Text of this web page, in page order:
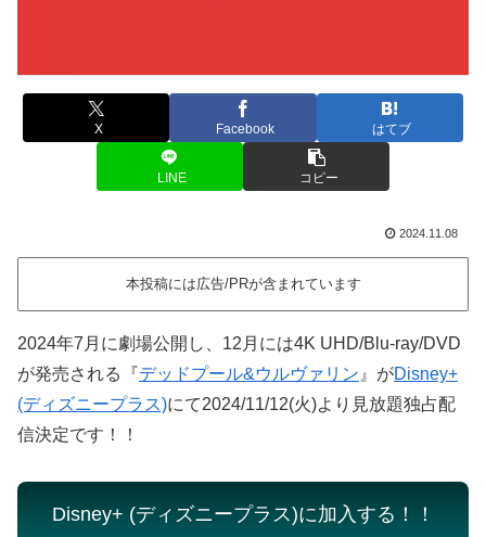
X Facebook はてブ
LINE コピー
2024.11.08
本投稿には広告/PRが含まれています
2024年7月に劇場公開し、12月には4K UHD/Blu-ray/DVD
が発売される『デッドプール&ウルヴァリン 』がDisney+
(ディズニープラス)にて2024/11/12(火)より見放題独占配
信決定です！！
Disney+ (ディズニープラス)に加入する！！